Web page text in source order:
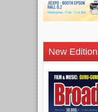
New Edition